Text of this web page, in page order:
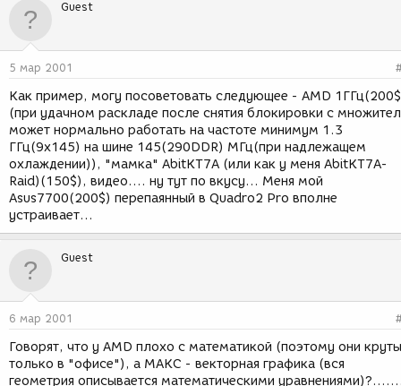
Guest
5 мар 2001
Как пример, могу посоветовать следующее - AMD
(при удачном раскладе после снятия блокировки с
может нормально работать на частоте минимум 1.3
ГГц(9х145) на шине 145(290DDR) МГц(при надлежащем
охлаждении)), "мамка" AbitKT7A (или как у меня AbitKT7A-
Raid)(150$), видео.... ну тут по вкусу... Меня мой
Asus7700(200$) перепаянный в Quadro2 Pro вполне
устраивает...
Guest
6 мар 2001
Говорят, что у AMD плохо с математикой (поэтому они
только в "офисе"), а МАКС - векторная графика (вся
геометрия описывается математическими